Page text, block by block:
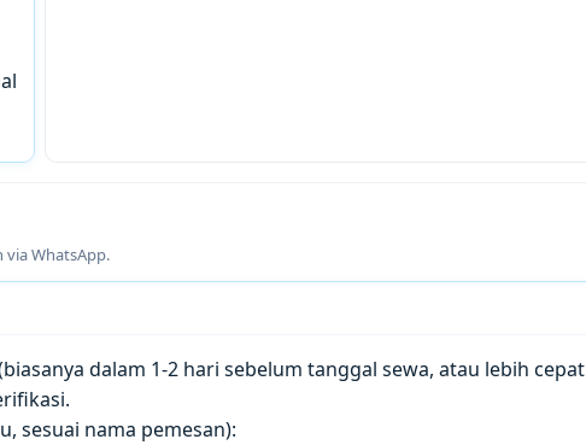
WhatsApp.
dalam 1-2 hari sebelum tanggal sewa, atau lebih cepat
sesuai nama pemesan):